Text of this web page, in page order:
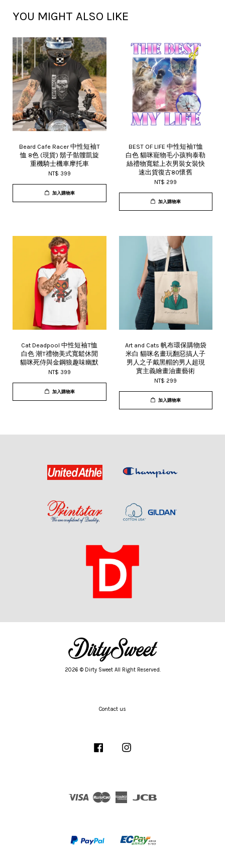
YOU MIGHT ALSO LIKE
Beard Cafe Racer 中性短袖T
恤 8色 (現貨) 鬍子骷髏凱旋
重機騎士機車摩托車
NT$ 399
加入購物車
BEST OF LIFE 中性短袖T恤
白色 貓咪寵物毛小孩狗泰勒
絲禮物寬鬆上衣男裝女裝快
速出貨復古80懷舊
NT$ 299
加入購物車
Cat Deadpool 中性短袖T恤
白色 潮T禮物美式寬鬆休閒
貓咪死侍與金鋼狼趣味幽默
NT$ 399
加入購物車
Art and Cats 帆布環保購物袋
米白 貓咪名畫玩翻惡搞人子
男人之子戴黑帽的男人超現
實主義繪畫油畫藝術
NT$ 299
加入購物車
2026 © Dirty Sweet All Right Reserved.
Contact us
Facebook
Visa
American